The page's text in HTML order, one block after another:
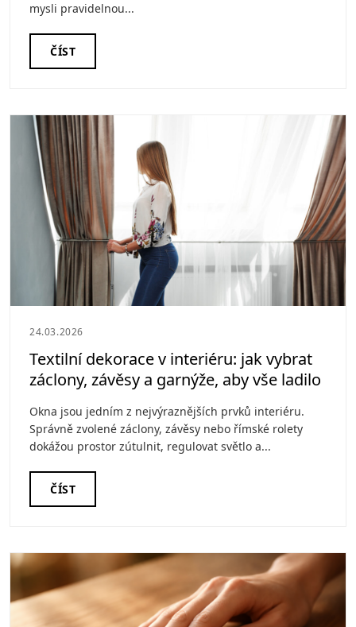
mysli pravidelnou...
ČÍST
24.03.2026
Textilní dekorace v interiéru: jak vybrat
záclony, závěsy a garnýže, aby vše ladilo
Okna jsou jedním z nejvýraznějších prvků interiéru.
Správně zvolené záclony, závěsy nebo římské rolety
dokážou prostor zútulnit, regulovat světlo a...
ČÍST